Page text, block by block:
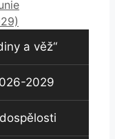
a věž“
2029